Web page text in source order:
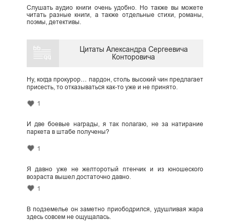
Слушать аудио книги очень удобно. Но также вы можете
читать разные книги, а также отдельные стихи, романы,
поэмы, детективы.
Цитаты Александра Сергеевича
Конторовича
Ну, когда прокурор… пардон, столь высокий чин предлагает
присесть, то отказываться как-то уже и не принято.
1
И две боевые награды, я так полагаю, не за натирание
паркета в штабе получены?
1
Я давно уже не желторотый птенчик и из юношеского
возраста вышел достаточно давно.
1
В подземелье он заметно приободрился, удушливая жара
здесь совсем не ощущалась.